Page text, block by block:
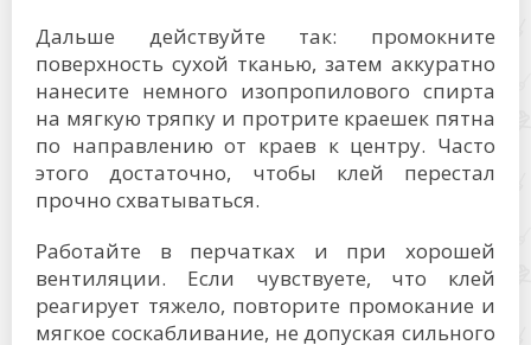
Дальше действуйте так: промокните
поверхность сухой тканью, затем аккуратно
нанесите немного изопропилового спирта
на мягкую тряпку и протрите краешек пятна
по направлению от краев к центру. Часто
этого достаточно, чтобы клей перестал
прочно схватываться.
Работайте в перчатках и при хорошей
вентиляции. Если чувствуете, что клей
реагирует тяжело, повторите промокание и
мягкое соскабливание, не допуская сильного